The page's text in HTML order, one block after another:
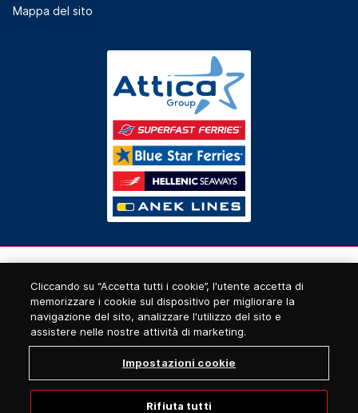
Mappa del sito
Cliccando su “Accetta tutti i cookie”, l'utente accetta di
memorizzare i cookie sul dispositivo per migliorare la
navigazione del sito, analizzare l'utilizzo del sito e
assistere nelle nostre attività di marketing.
Impostazioni cookie
Rifiuta tutti